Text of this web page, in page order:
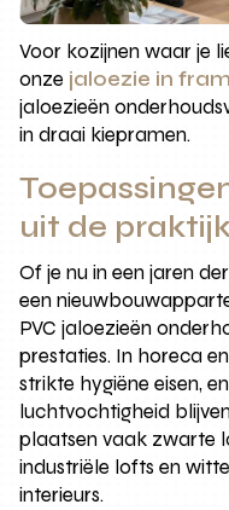
Voor kozijnen waar je
onze jaloezie in
jaloezieën
in draai kiepramen.
uit de
Of je nu in een jaren
een
PVC jaloezieën
prestaties. In horeca
strikte hygiëne eisen,
luchtvochtigheid
plaatsen vaak zwarte
industriële lofts en
interieurs.